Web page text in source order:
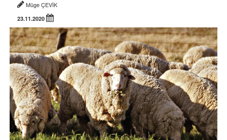
Müge ÇEVİK
23.11.2020